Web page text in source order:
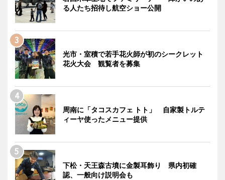
る人たち招待し航空ショー公開
光市・室積で若手花火師が初のシークレット
花火大会 観覧者を募集
周南に「タコスカフェ トト」 自家製トルテ
ィーヤ使ったメニュー提供
下松・天王森古墳に金製耳飾り 県内初確
認、一般向け説明会も